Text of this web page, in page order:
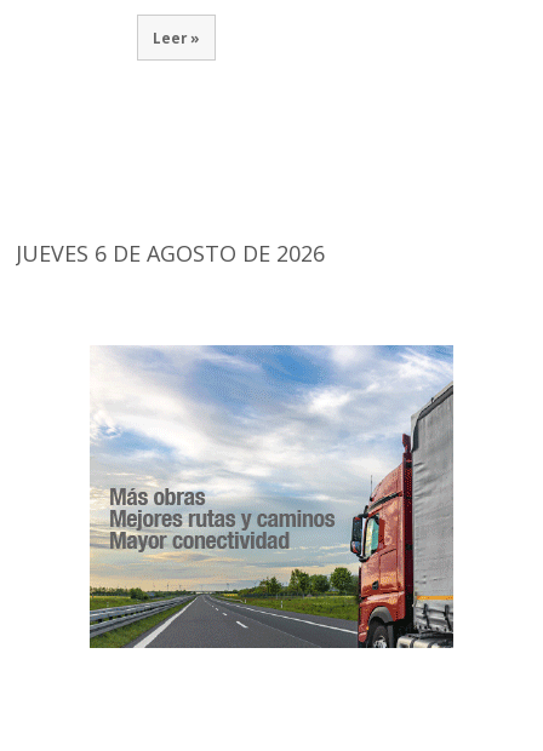
Leer »
JUEVES 6 DE AGOSTO DE 2026